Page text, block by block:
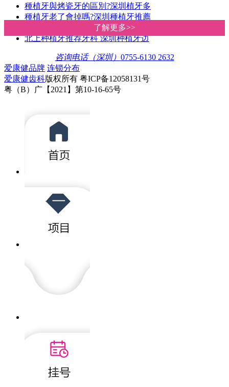
了解更多>>
了解更多>>
種植牙與烤瓷牙的區別?深圳植牙多
種植牙老了會掉嗎?深圳種植牙推薦
傳統種植牙VS數字化種植牙 深圳愛
北上种植牙推荐牙科 深圳种植牙边
咨询电话（深圳） 0755-6130 2632
爱康健品牌 连锁分布
爱康健齿科版权所有 粤ICP备12058131号
粤（B）广【2021】第10-16-65号